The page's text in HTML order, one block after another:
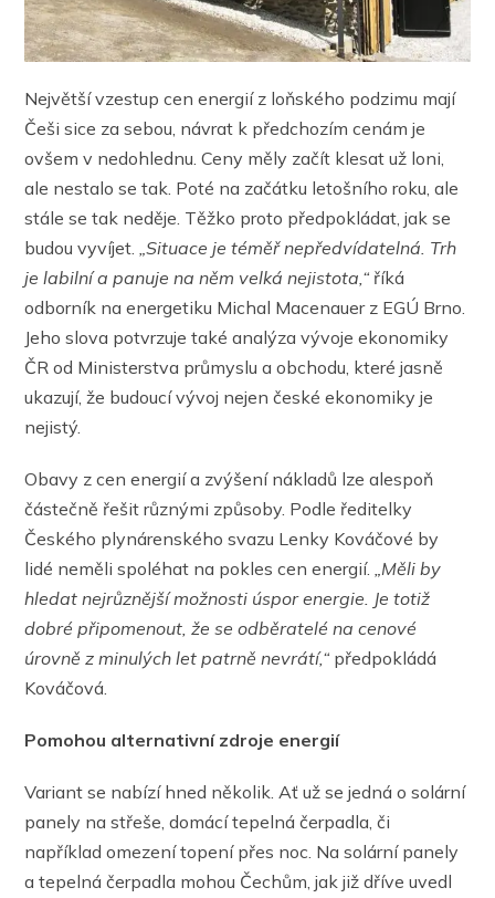
Největší vzestup cen energií z loňského podzimu mají
Češi sice za sebou, návrat k předchozím cenám je
ovšem v nedohlednu. Ceny měly začít klesat už loni,
ale nestalo se tak. Poté na začátku letošního roku, ale
stále se tak neděje. Těžko proto předpokládat, jak se
budou vyvíjet.
„Situace je téměř nepředvídatelná. Trh
je labilní a panuje na něm velká nejistota,“ říká
odborník na energetiku Michal Macenauer z EGÚ Brno.
Jeho slova potvrzuje také analýza vývoje ekonomiky
ČR od Ministerstva průmyslu a obchodu, které jasně
ukazují, že budoucí vývoj nejen české ekonomiky je
nejistý.
Obavy z cen energií a zvýšení nákladů lze alespoň
částečně řešit různými způsoby. Podle ředitelky
Českého plynárenského svazu Lenky Kováčové by
lidé neměli spoléhat na pokles cen energií.
„Měli by
hledat nejrůznější možnosti úspor energie. Je totiž
dobré připomenout, že se odběratelé na cenové
úrovně z minulých let patrně nevrátí,“ předpokládá
Kováčová.
Pomohou alternativní zdroje energií
Variant se nabízí hned několik. Ať už se jedná o solární
panely na střeše, domácí tepelná čerpadla, či
například omezení topení přes noc. Na solární panely
a tepelná čerpadla mohou Čechům, jak již dříve uvedl